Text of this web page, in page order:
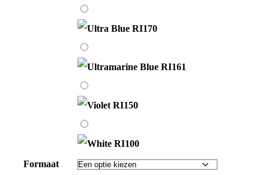
Ultra
Blue
RI170
Ultramarine
Blue
RI161
Violet
RI150
White
RI100
Formaat